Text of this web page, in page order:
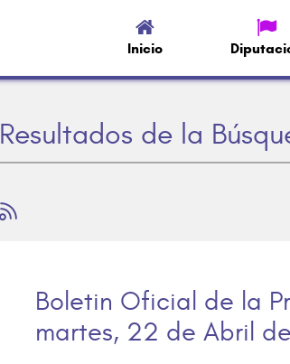
Inicio
Resultados de la
Boletin Oficial de la
martes, 22 de Abril